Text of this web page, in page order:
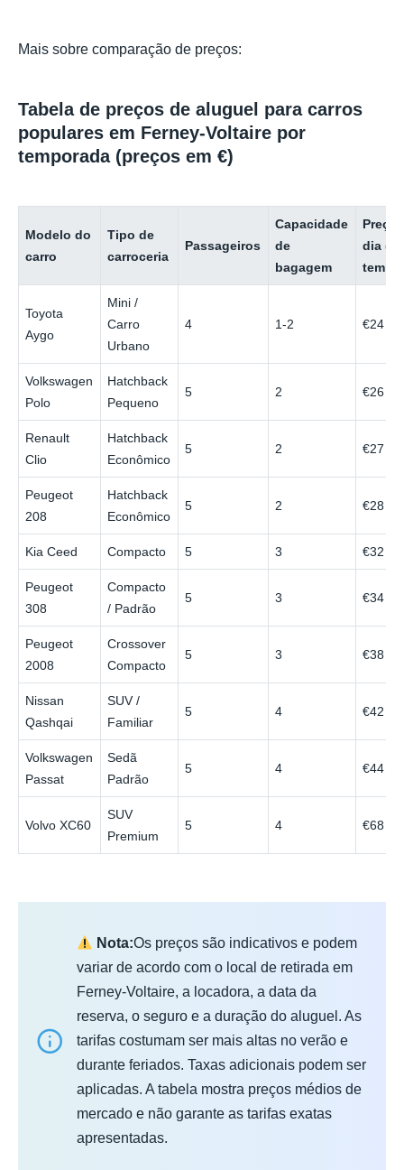
Mais sobre comparação de preços:
Tabela de preços de aluguel para carros
populares em Ferney-Voltaire por
temporada (preços em €)
Modelo do
carro
Tipo de
carroceria
Passageiros
Capacidade
de
bagagem
Preço
dia
Toyota
Aygo
Mini /
Carro
Urbano
4 1-2 €24
Volkswagen
Polo
Hatchback
Pequeno
5 2 €26
Renault
Clio
Hatchback
Econômico
5 2 €27
Peugeot
208
Hatchback
Econômico
5 2 €28
Kia Ceed Compacto 5 3 €32
Peugeot
308
Compacto
/ Padrão
5 3 €34
Peugeot
2008
Crossover
Compacto
5 3 €38
Nissan
Qashqai
SUV /
Familiar
5 4 €42
Volkswagen
Passat
Sedã
Padrão
5 4 €44
Volvo XC60
SUV
Premium
5 4 €68
Nota:Os preços são indicativos e podem
variar de acordo com o local de retirada em
Ferney-Voltaire, a locadora, a data da
reserva, o seguro e a duração do aluguel. As
tarifas costumam ser mais altas no verão e
durante feriados. Taxas adicionais podem ser
aplicadas. A tabela mostra preços médios de
mercado e não garante as tarifas exatas
apresentadas.